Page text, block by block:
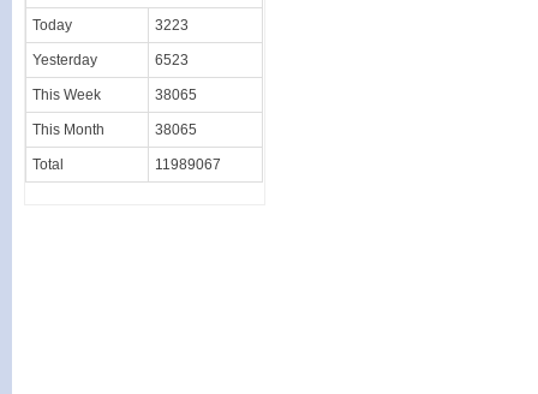
Today 3223
Yesterday 6523
This Week 38065
This Month 38065
Total 11989067